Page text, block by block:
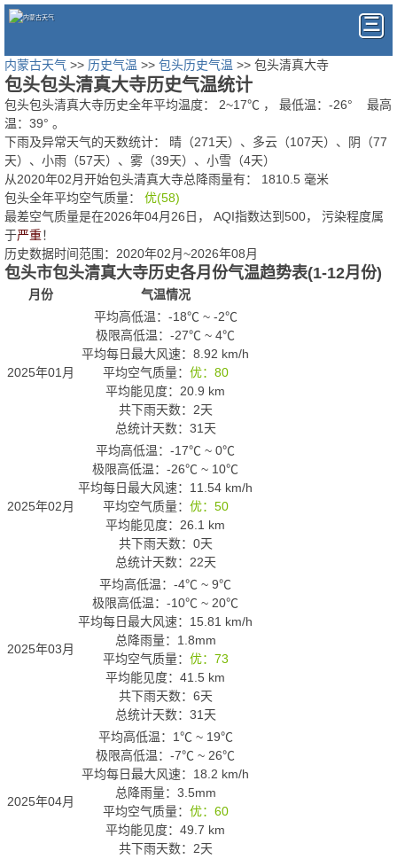
内蒙古天气 >> 历史气温 >> 包头历史气温 >> 包头清真大寺
包头包头清真大寺历史气温统计
包头包头清真大寺历史全年平均温度： 2~17℃ ， 最低温： -26° 最高
温： 39° 。
下雨及异常天气的天数统计：
晴（271天）、多云（107天）、阴（77
天）、小雨（57天）、雾（39天）、小雪（4天）
从2020年02月开始包头清真大寺总降雨量有： 1810.5 毫米
包头全年平均空气质量： 优(58)
最差空气质量是在2026年04月26日， AQI指数达到500， 污染程度属
于严重！
历史数据时间范围：2020年02月~2026年08月
包头市包头清真大寺历史各月份气温趋势表(1-12月份)
月份 气温情况
2025年01月
平均高低温： -18℃ ~ -2℃
极限高低温： -27℃ ~ 4℃
平均每日最大风速：8.92 km/h
平均空气质量： 优：80
平均能见度：20.9 km
共下雨天数：2天
总统计天数：31天
2025年02月
平均高低温： -17℃ ~ 0℃
极限高低温： -26℃ ~ 10℃
平均每日最大风速：11.54 km/h
平均空气质量： 优：50
平均能见度：26.1 km
共下雨天数：0天
总统计天数：22天
2025年03月
平均高低温： -4℃ ~ 9℃
极限高低温： -10℃ ~ 20℃
平均每日最大风速：15.81 km/h
总降雨量：1.8mm
平均空气质量： 优：73
平均能见度：41.5 km
共下雨天数：6天
总统计天数：31天
2025年04月
平均高低温： 1℃ ~ 19℃
极限高低温： -7℃ ~ 26℃
平均每日最大风速：18.2 km/h
总降雨量：3.5mm
平均空气质量： 优：60
平均能见度：49.7 km
共下雨天数：2天